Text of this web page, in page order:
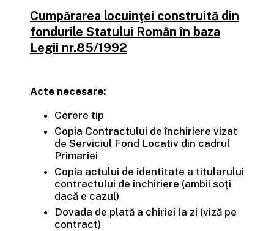
Cumpărarea locuinţei construită din
fondurile Statului Român în baza
Legii nr.85/1992
Acte necesare:
Cerere tip
Copia Contractului de închiriere vizat
de Serviciul Fond Locativ din cadrul
Primariei
Copia actului de identitate a titularului
contractului de închiriere (ambii soţi
dacă e cazul)
Dovada de plată a chiriei la zi (viză pe
contract)